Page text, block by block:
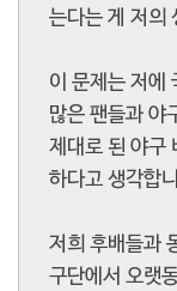
는다는 게 저의
이 문제는 저에
많은 팬들과 야
제대로 된 야구
하다고 생각합
저희 후배들과
구단에서 오랫